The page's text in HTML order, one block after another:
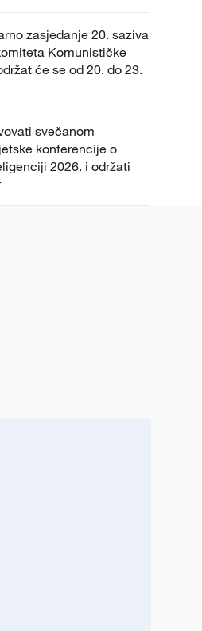
zasjedanje 20. saziva
Komunističke
će se od 20. do 23.
svečanom
konferencije o
2026. i održati